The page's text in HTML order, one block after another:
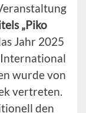
„Piko
Jahr 2025
International
wurde von
vertreten.
den